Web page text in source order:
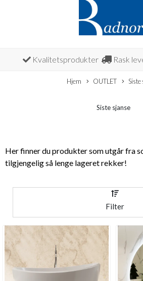
Kvalitetsprodukter Rask
Hjem OUTLET Siste
Siste sjanse
Her finner du produkter som utgår fra
tilgjengelig så lenge lageret rekker!
Filter